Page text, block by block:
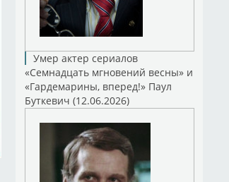
Умер актер сериалов
«Семнадцать мгновений весны» и
«Гардемарины, вперед!» Паул
Буткевич (12.06.2026)